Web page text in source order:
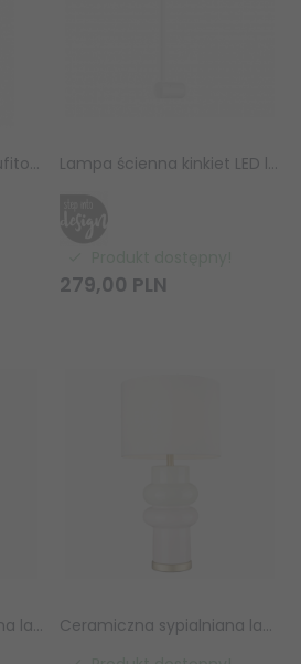
Nowoczesna oprawa sufitowa natynkowa okrągła tuba biała GETAFE LE61620 Luces Exlusivas Lampa ścienna kinkiet LED listwa metalowy biały elegancki klasyczny minimalistyczny uniwersalny 60 cm SPARO ST-10669W1 white Step Into Design
279,00 PLN
Dekoracyjna ceramiczna lampa stołowa nocna zielona z abażurem ARTI T01736BR-WH Cosmo Light
Ceramiczna sypialniana lampa stołowa nocna ASCOT T01729BR-WH Cosmo Light